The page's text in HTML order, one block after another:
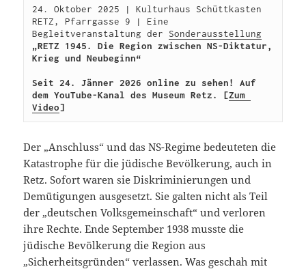
24. Oktober 2025 | Kulturhaus Schüttkasten
RETZ, Pfarrgasse 9 | Eine
Begleitveranstaltung der Sonderausstellung
„RETZ 1945. Die Region zwischen NS-Diktatur,
Krieg und Neubeginn“
Seit 24. Jänner 2026 online zu sehen! Auf
dem YouTube-Kanal des Museum Retz. [Zum
Video]
Der „Anschluss“ und das NS-Regime bedeuteten die
Katastrophe für die jüdische Bevölkerung, auch in
Retz. Sofort waren sie Diskriminierungen und
Demütigungen ausgesetzt. Sie galten nicht als Teil
der „deutschen Volksgemeinschaft“ und verloren
ihre Rechte. Ende September 1938 musste die
jüdische Bevölkerung die Region aus
„Sicherheitsgründen“ verlassen. Was geschah mit